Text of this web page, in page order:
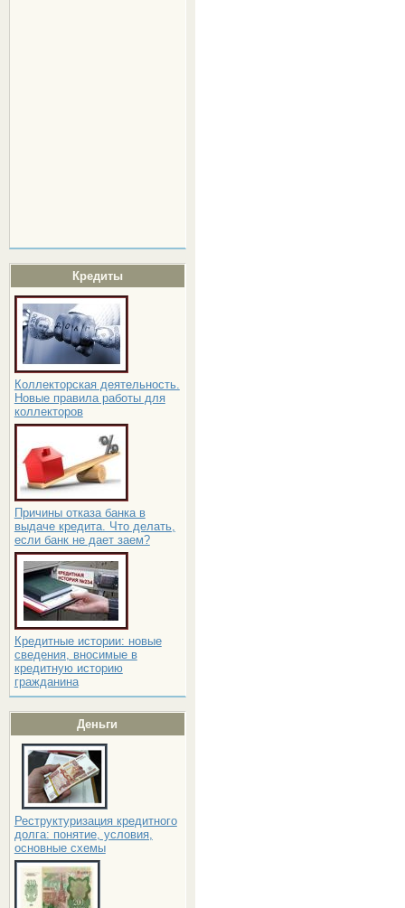
Кредиты
Коллекторская деятельность.
Новые правила работы для
коллекторов
Причины отказа банка в
выдаче кредита. Что делать,
если банк не дает заем?
Кредитные истории: новые
сведения, вносимые в
кредитную историю
гражданина
Деньги
Реструктуризация кредитного
долга: понятие, условия,
основные схемы